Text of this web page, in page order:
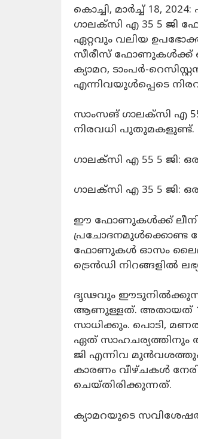
കൊച്ചി, മാർച്ച് 18,
ഗാലക്‌സി എ 35 5 ജി
ഏറ്റവും വലിയ
സീരീസ് ഫോണുകൾക്ക്
ക്യാമറ, ടാംപർ-
എന്നിവയുൾപ്പെടെ
സാംസങ് ഗാലക്‌സി എ
നിരവധി പുതുമകളുണ്ട്.
ഗാലക്‌സി എ 55 5 ജി:
ഗാലക്‌സി എ 35 5 ജി:
ഈ ഫോണുകൾക്ക് ലീനിയർ
പ്രചോദനമുൾക്കൊണ്ട
ഫോണുകൾ ഓസം
ട്രെൻഡി നിറങ്ങളിൽ
ദൃഢവും
ആണുള്ളത്. അതായത് 1
സാധിക്കും. പൊടി,
ഏത് സാഹചര്യത്തിനും
ജി എന്നിവ മുൻവശത്തും
കാരണം വീഴ്ചകൾ
ചെയ്‌തിരിക്കുന്നത്.
ക്യാമറയുടെ